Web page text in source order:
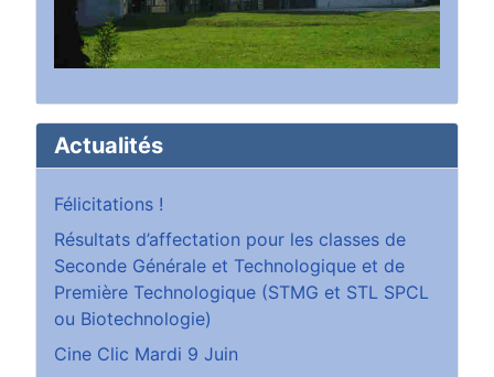
Actualités
Félicitations !
Résultats d’affectation pour les classes de
Seconde Générale et Technologique et de
Première Technologique (STMG et STL SPCL
ou Biotechnologie)
Cine Clic Mardi 9 Juin